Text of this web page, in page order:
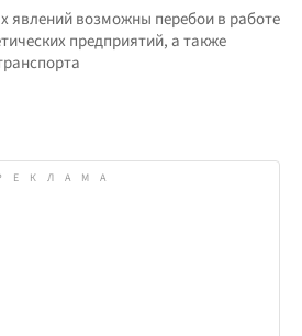
явлений возможны перебои в работе
предприятий, а также